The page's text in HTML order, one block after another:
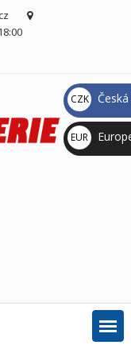
CZK
Kč
EUR
€